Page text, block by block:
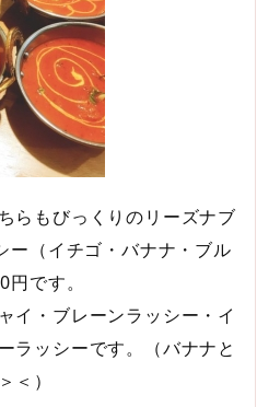
らもびっくりのリーズナブ
（イチゴ・バナナ・ブル
です。
イ・ブレーンラッシー・イ
ラッシーです。（バナナと
＜）